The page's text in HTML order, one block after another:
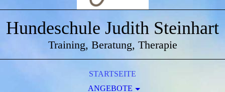
Hundeschule Judith Steinhart
Training, Beratung, Therapie
STARTSEITE
ANGEBOTE